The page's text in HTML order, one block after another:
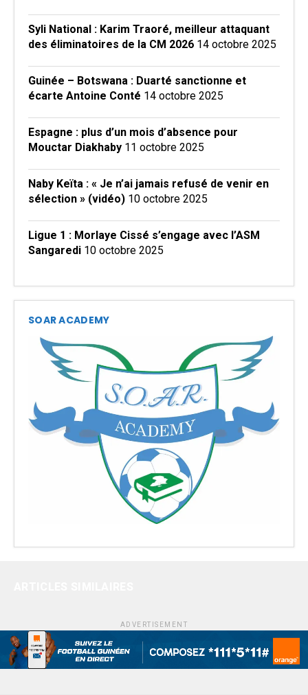
Syli National : Karim Traoré, meilleur attaquant
des éliminatoires de la CM 2026 14 octobre 2025
Guinée – Botswana : Duarté sanctionne et
écarte Antoine Conté 14 octobre 2025
Espagne : plus d’un mois d’absence pour
Mouctar Diakhaby 11 octobre 2025
Naby Keïta : « Je n’ai jamais refusé de venir en
sélection » (vidéo) 10 octobre 2025
Ligue 1 : Morlaye Cissé s’engage avec l’ASM
Sangaredi 10 octobre 2025
SOAR ACADEMY
ADVERTISEMENT